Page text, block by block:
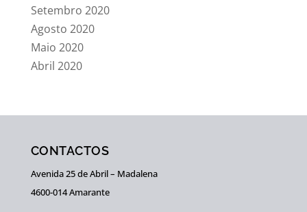
Setembro 2020
Agosto 2020
Maio 2020
Abril 2020
CONTACTOS
Avenida 25 de Abril – Madalena
4600-014 Amarante